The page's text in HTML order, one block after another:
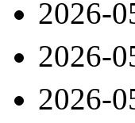
2026-
2026-
2026-